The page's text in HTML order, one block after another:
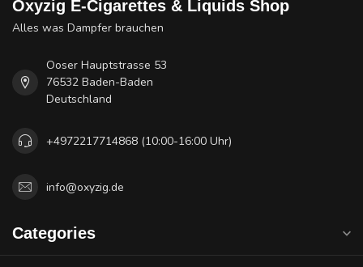
Oxyzig E-Cigarettes & Liquids Shop
Alles was Dampfer brauchen
Ooser Hauptstrasse 53
76532 Baden-Baden
Deutschland
+4972217714868 (10:00-16:00 Uhr)
info@oxyzig.de
Categories